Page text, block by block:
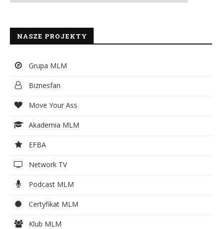
NASZE PROJEKTY
Grupa MLM
Biznesfan
Move Your Ass
Akademia MLM
EFBA
Network TV
Podcast MLM
Certyfikat MLM
Klub MLM